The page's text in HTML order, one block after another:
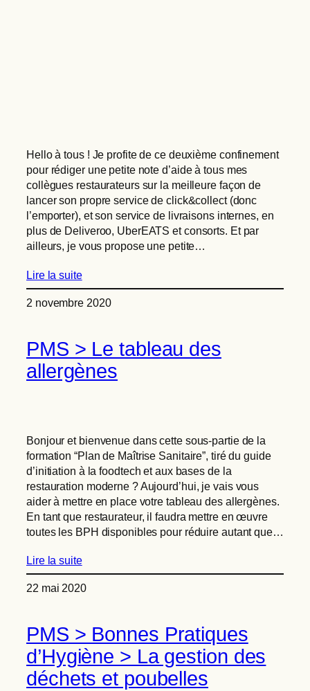
Hello à tous ! Je profite de ce deuxième confinement
pour rédiger une petite note d’aide à tous mes
collègues restaurateurs sur la meilleure façon de
lancer son propre service de click&collect (donc
l’emporter), et son service de livraisons internes, en
plus de Deliveroo, UberEATS et consorts. Et par
ailleurs, je vous propose une petite…
Lire la suite
2 novembre 2020
PMS > Le tableau des
allergènes
Bonjour et bienvenue dans cette sous-partie de la
formation “Plan de Maîtrise Sanitaire”, tiré du guide
d’initiation à la foodtech et aux bases de la
restauration moderne ? Aujourd’hui, je vais vous
aider à mettre en place votre tableau des allergènes.
En tant que restaurateur, il faudra mettre en œuvre
toutes les BPH disponibles pour réduire autant que…
Lire la suite
22 mai 2020
PMS > Bonnes Pratiques
d’Hygiène > La gestion des
déchets et poubelles